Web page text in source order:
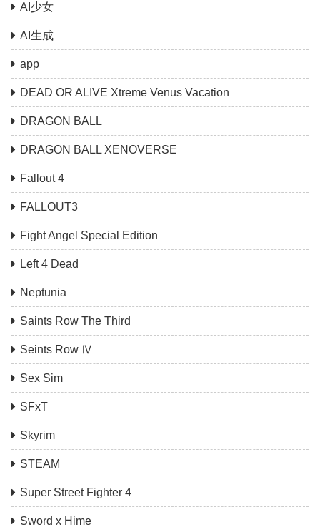
AI少女
AI生成
app
DEAD OR ALIVE Xtreme Venus Vacation
DRAGON BALL
DRAGON BALL XENOVERSE
Fallout 4
FALLOUT3
Fight Angel Special Edition
Left 4 Dead
Neptunia
Saints Row The Third
Seints Row Ⅳ
Sex Sim
SFxT
Skyrim
STEAM
Super Street Fighter 4
Sword x Hime